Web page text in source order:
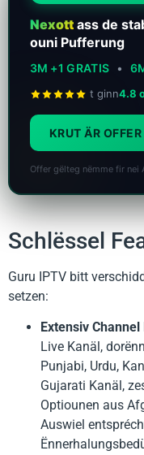
Nexottass de
ouni Pufferung
3M +1 GRATIS •
t ginn4.8
KRUT ÄR OFFER
Offer gëlteg nëmme fir nei
Schlëssel
Guru IPTV bitt
setzen:
Extensiv
Live Kanäl,
Punjabi, Urdu,
Gujarati Kanäl,
Optiounen aus
Auswiel